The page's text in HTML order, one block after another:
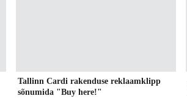
Tallinn Cardi rakenduse reklaamklipp
sõnumida "Buy here!"